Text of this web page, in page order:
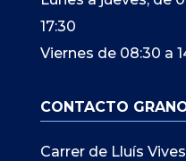
17:30
Viernes de 08:30 a
CONTACTO
Carrer de Lluís